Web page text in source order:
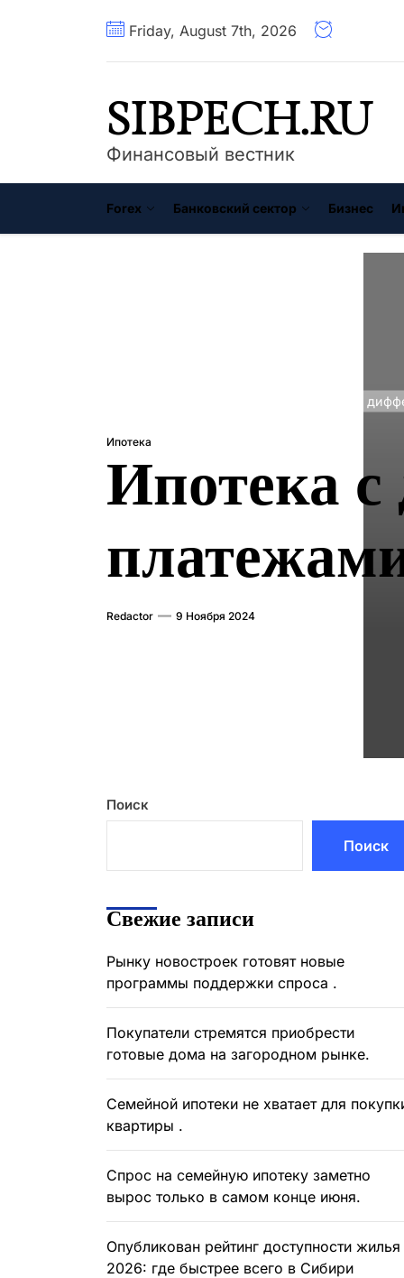
Friday, August 7th, 2026
SIBPECH.RU
Финансовый вестник
Forex Банковский сектор Бизнес
Ипотека с
Ипотека
Ипотека
Redactor 9 Ноября 2024
Поиск
Поиск
Свежие записи
Рынку новостроек готовят новые
программы поддержки спроса .
Покупатели стремятся приобрести
готовые дома на загородном рынке.
Семейной ипотеки не хватает для
квартиры .
Спрос на семейную ипотеку заметно
вырос только в самом конце июня.
Опубликован рейтинг доступности жилья
2026: где быстрее всего в Сибири